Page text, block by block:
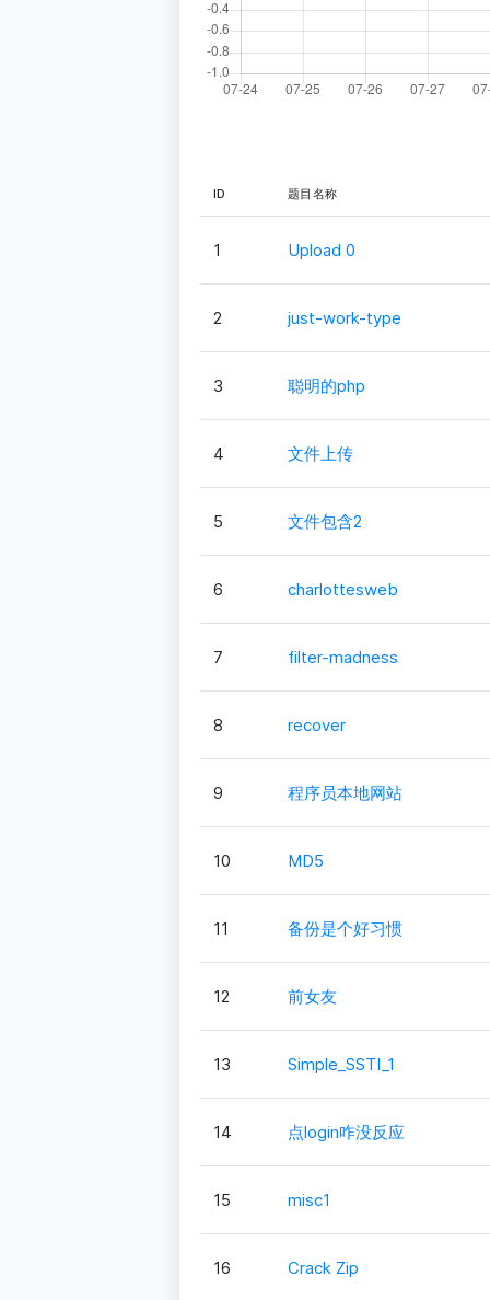
ID 题目名称
1 Upload 0
2 just-work-type
3 聪明的php
4 文件上传
5 文件包含2
6 charlottesweb
7 filter-madness
8 recover
9 程序员本地网站
10 MD5
11 备份是个好习惯
12 前女友
13 Simple_SSTI_1
14 点login咋没反应
15 misc1
16 Crack Zip